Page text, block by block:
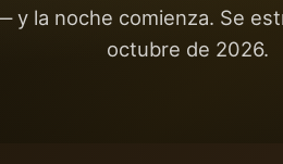
y la noche comienza. Se
octubre de 2026.